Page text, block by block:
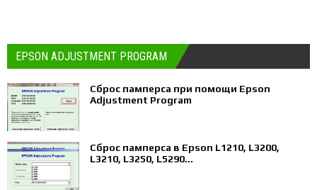
EPSON ADJUSTMENT PROGRAM
Сброс памперса при помощи Epson
Adjustment Program
Сброс памперса в Epson L1210, L3200,
L3210, L3250, L5290...